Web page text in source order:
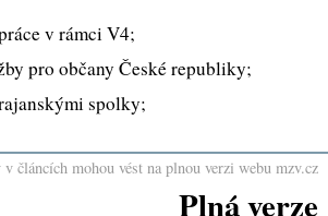
v rámci V4;
pro občany České republiky;
spolky;
v článcích mohou vést na plnou verzi webu mzv.cz
Plná verze